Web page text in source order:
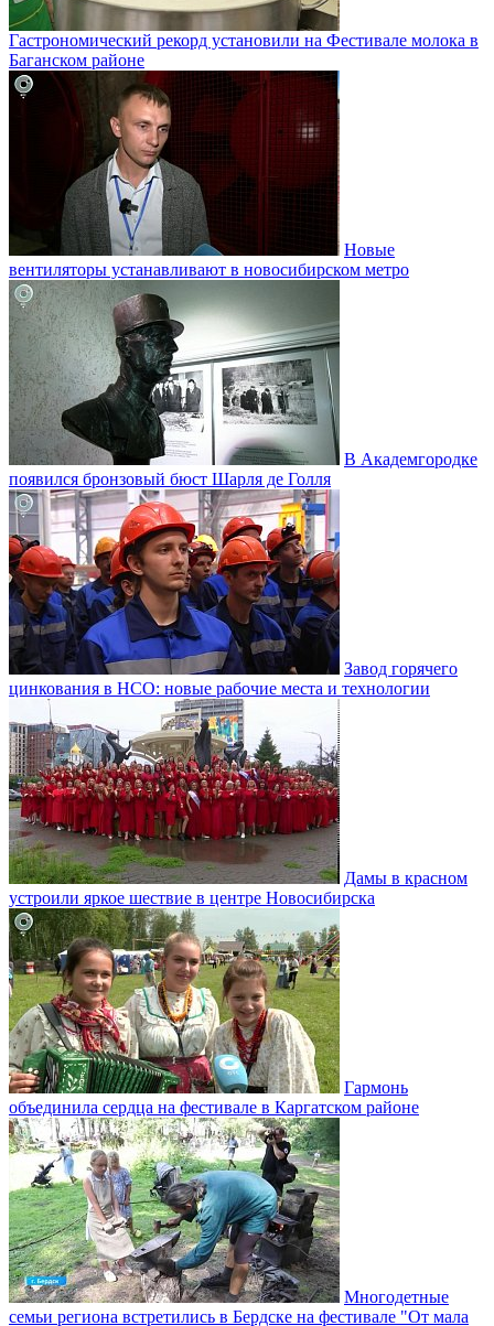
Гастрономический рекорд установили на Фестивале молока в
Баганском районе
Новые
вентиляторы устанавливают в новосибирском метро
В Академгородке
появился бронзовый бюст Шарля де Голля
Завод горячего
цинкования в НСО: новые рабочие места и технологии
Дамы в красном
устроили яркое шествие в центре Новосибирска
Гармонь
объединила сердца на фестивале в Каргатском районе
Многодетные
семьи региона встретились в Бердске на фестивале "От мала